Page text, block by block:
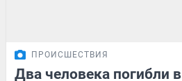
ПРОИСШЕСТВИЯ
Два человека погибли